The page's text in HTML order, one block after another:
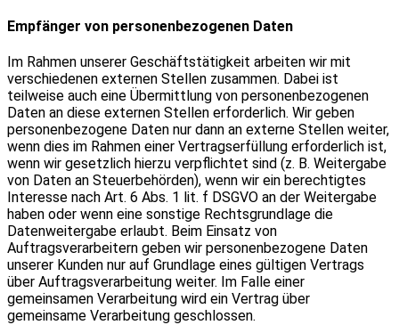
Empfänger von personenbezogenen Daten
Im Rahmen unserer Geschäftstätigkeit arbeiten wir mit
verschiedenen externen Stellen zusammen. Dabei ist
teilweise auch eine Übermittlung von personenbezogenen
Daten an diese externen Stellen erforderlich. Wir geben
personenbezogene Daten nur dann an externe Stellen weiter,
wenn dies im Rahmen einer Vertragserfüllung erforderlich ist,
wenn wir gesetzlich hierzu verpflichtet sind (z. B. Weitergabe
von Daten an Steuerbehörden), wenn wir ein berechtigtes
Interesse nach Art. 6 Abs. 1 lit. f DSGVO an der Weitergabe
haben oder wenn eine sonstige Rechtsgrundlage die
Datenweitergabe erlaubt. Beim Einsatz von
Auftragsverarbeitern geben wir personenbezogene Daten
unserer Kunden nur auf Grundlage eines gültigen Vertrags
über Auftragsverarbeitung weiter. Im Falle einer
gemeinsamen Verarbeitung wird ein Vertrag über
gemeinsame Verarbeitung geschlossen.